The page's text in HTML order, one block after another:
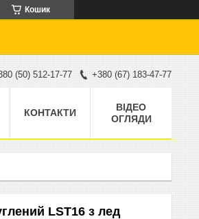
Кошик
(50) 512-17-77 +380 (67) 183-47-77
КОНТАКТИ
ВІДЕО
ОГЛЯДИ
LST16 з лед